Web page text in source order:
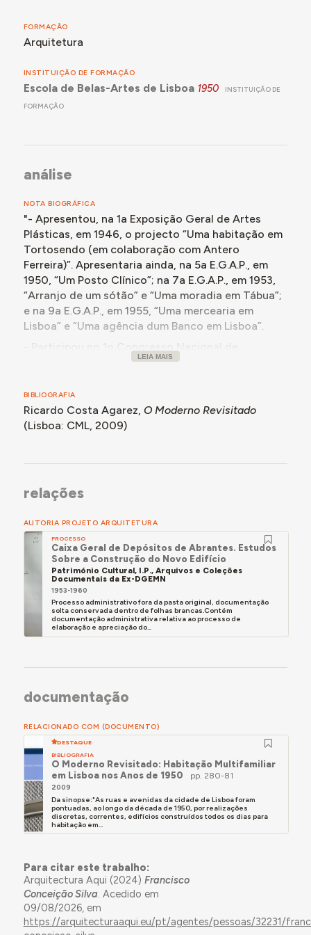
FORMAÇÃO
Arquitetura
INSTITUIÇÃO DE FORMAÇÃO
Escola de Belas-Artes de Lisboa 1950 INSTITUIÇÃO DE
FORMAÇÃO
análise
NOTA BIOGRÁFICA
"- Apresentou, na 1a Exposição Geral de Artes
Plásticas, em 1946, o projecto “Uma habitação em
Tortosendo (em colaboração com Antero
Ferreira)”. Apresentaria ainda, na 5a E.G.A.P., em
1950, “Um Posto Clínico”; na 7a E.G.A.P., em 1953,
“Arranjo de um sótão” e “Uma moradia em Tábua”;
e na 9a E.G.A.P., em 1955, “Uma mercearia em
Lisboa” e “Uma agência dum Banco em Lisboa”.
Arquitectura, 1948, onde apresentou, com
Arquitectura em Portugal”, inserida no “Tema I –
Arquitectura no plano nacional”.
- Diplomado pela E.B.A.L. em 1950.
com quem partilhou a autoria, entre outros, dos
“Arquitectura” nº 32 Agosto-Setembro 1949; “Uma
e Cerâmica e Edificação” nº 157 Outubro-
Dezembro 1949; “Estabelecimento Dior”, em
Lisboa, publ. in “Arquitectura” nº 52 Fevereiro-
Março 1954; e do projecto para os edifícios de
habitação multifamiliar na R. Marcos Portugal 91,
Lisboa 1954, publ. in “Arquitectura” nº 67 Abril
- Autor de obra vastíssima, especializada nos
destacaram a “Loja Rampa”, Lisboa 1955, a
Mar”, Sesimbra 1958-64, o “Hotel da Balaia”,
e a Urbanização da Península de Tróia, Setúbal
1970-76. Autor de diversas moradias, como a
Casa Ribeiro da Cunha, 1952 (apresentada na
exposição itinerante “Contemporary Portuguese
Architecture 1958”), e a Moradia da R. Alm. António
Saldanha, 1964 (com Telo Zuquete), ambas no
Restelo, Lisboa, e as casas do arquitecto no
Guincho, 1960 (apresentada na “II Exposição de
Gulbenkian, 1961), e no Dafundo, 1963."
in Ricardo Costa Agarez,O Moderno Revisitado
(Lisboa: CML, 2009), p. 280-81.
LEIA MAIS
BIBLIOGRAFIA
Ricardo Costa Agarez, O Moderno Revisitado
(Lisboa: CML, 2009)
relações
AUTORIA PROJETO ARQUITETURA
PROCESSO
Caixa Geral de Depósitos de Abrantes. Estudos
Sobre a Construção do Novo Edifício
Património Cultural, I.P., Arquivos e Coleções
Documentais da Ex-DGEMN
1953-1960
Processo administrativo fora da pasta original, documentação
solta conservada dentro de folhas brancas.Contém
documentação administrativa relativa ao processo de
elaboração e apreciação do...
documentação
RELACIONADO COM (DOCUMENTO)
DESTAQUE
BIBLIOGRAFIA
O Moderno Revisitado: Habitação Multifamiliar
em Lisboa nos Anos de 1950
pp. 280-81
2009
Da sinopse:"As ruas e avenidas da cidade de Lisboa foram
pontuadas, ao longo da década de 1950, por realizações
discretas, correntes, edifícios construídos todos os dias para
habitação em...
Para citar este trabalho:
Arquitectura Aqui (2024) Francisco
Conceição Silva. Acedido em
09/08/2026, em
https://arquitecturaaqui.eu/pt/agentes/pessoas/32231/